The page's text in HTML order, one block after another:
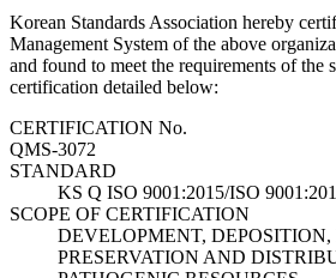
Korean Standards Association hereby
Management System of the above
and found to meet the requirements of the
certification detailed below:
CERTIFICATION No.
QMS-3072
STANDARD
KS Q ISO 9001:2015/ISO
SCOPE OF CERTIFICATION
DEVELOPMENT,
PRESERVATION AND